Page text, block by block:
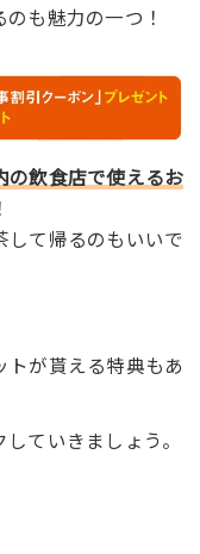
も魅力の一つ！
の飲食店で使えるお
して帰るのもいいで
が貰える特典もあ
ていきましょう。